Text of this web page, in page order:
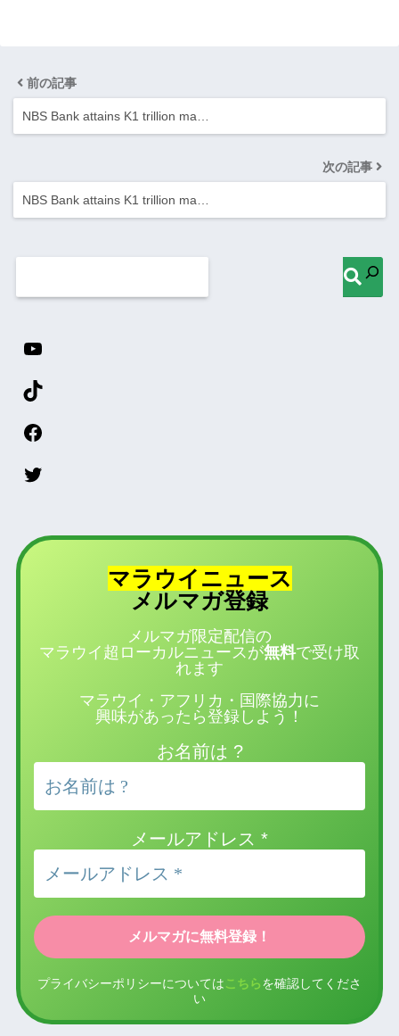
前の記事
NBS Bank attains K1 trillion ma…
次の記事
NBS Bank attains K1 trillion ma…
マラウイニュース
メルマガ登録
メルマガ限定配信の
マラウイ超ローカルニュースが無料で受け取
れます
マラウイ・アフリカ・国際協力に
興味があったら登録しよう！
お名前は ?
メールアドレス *
プライバシーポリシーについては こちら を確認してくださ
い